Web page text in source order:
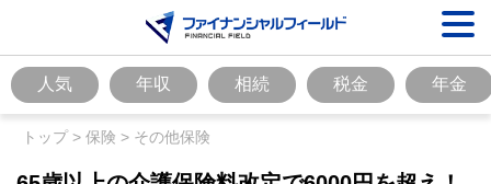
人気 年収 相続 税金 年金
トップ> 保険 > その他保険